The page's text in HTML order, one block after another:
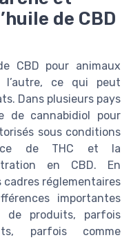
de CBD
CBD pour animaux
ce qui peut
Dans plusieurs pays
de cannabidiol pour
sous conditions
de THC et la
en CBD. En
cadres réglementaires
importantes
produits, parfois
parfois comme